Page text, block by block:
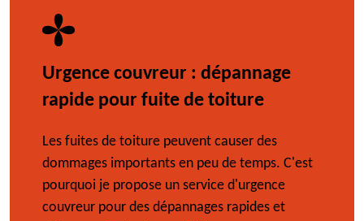
Urgence couvreur : dépannage
rapide pour fuite de toiture
Les fuites de toiture peuvent causer des
dommages importants en peu de temps. C'est
pourquoi je propose un service d'urgence
couvreur pour des dépannages rapides et